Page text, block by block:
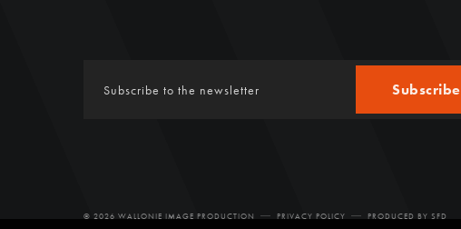
Subscribe
© 2026 WALLONIE IMAGE PRODUCTION PRIVACY POLICY PRODUCED BY SFD